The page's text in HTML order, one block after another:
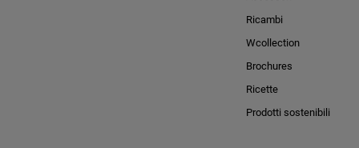
Ricambi
Wcollection
Brochures
Ricette
Prodotti sostenibili